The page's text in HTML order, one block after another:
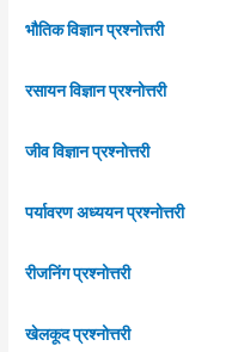
भौतिक विज्ञान प्रश्नोत्तरी
रसायन विज्ञान प्रश्नोत्तरी
जीव विज्ञान प्रश्नोत्तरी
पर्यावरण अध्ययन प्रश्नोत्तरी
रीजनिंग प्रश्नोत्तरी
खेलकूद प्रश्नोत्तरी